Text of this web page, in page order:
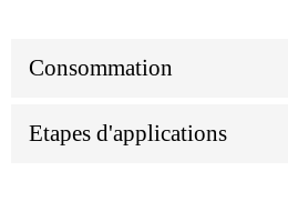
Consommation
Etapes d'applications